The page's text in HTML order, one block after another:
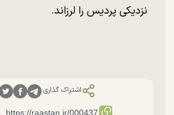
نزدیکی پردیس را لرزاند.
اشتراک گذاری: